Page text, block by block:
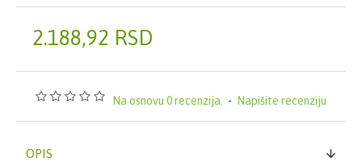
Na osnovu 0 recenzija. - Napišite recenziju
2.188,92 RSD
OPIS